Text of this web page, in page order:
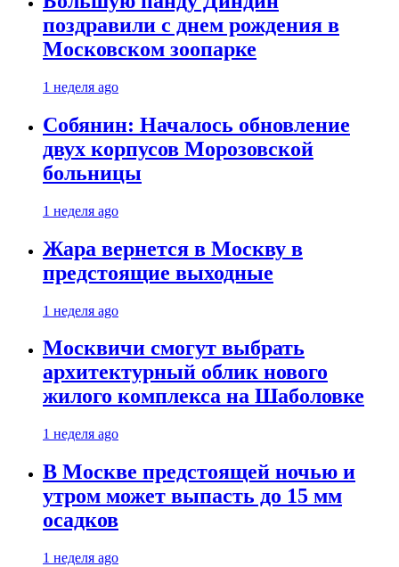
поздравили с днем рождения в
Московском зоопарке
1 неделя ago
Собянин: Началось обновление
двух корпусов Морозовской
больницы
1 неделя ago
Жара вернется в Москву в
предстоящие выходные
1 неделя ago
Москвичи смогут выбрать
архитектурный облик нового
жилого комплекса на Шаболовке
1 неделя ago
В Москве предстоящей ночью и
утром может выпасть до 15 мм
осадков
1 неделя ago